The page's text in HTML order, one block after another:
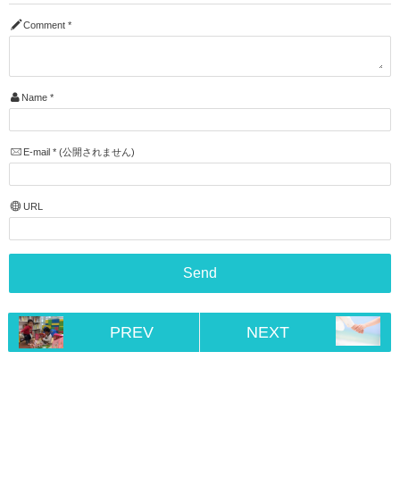
Comment *
Name *
E-mail *(公開されません)
URL
PREV NEXT